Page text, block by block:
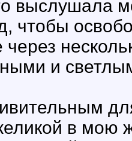
выслушала
чтобы
через
и
в мою